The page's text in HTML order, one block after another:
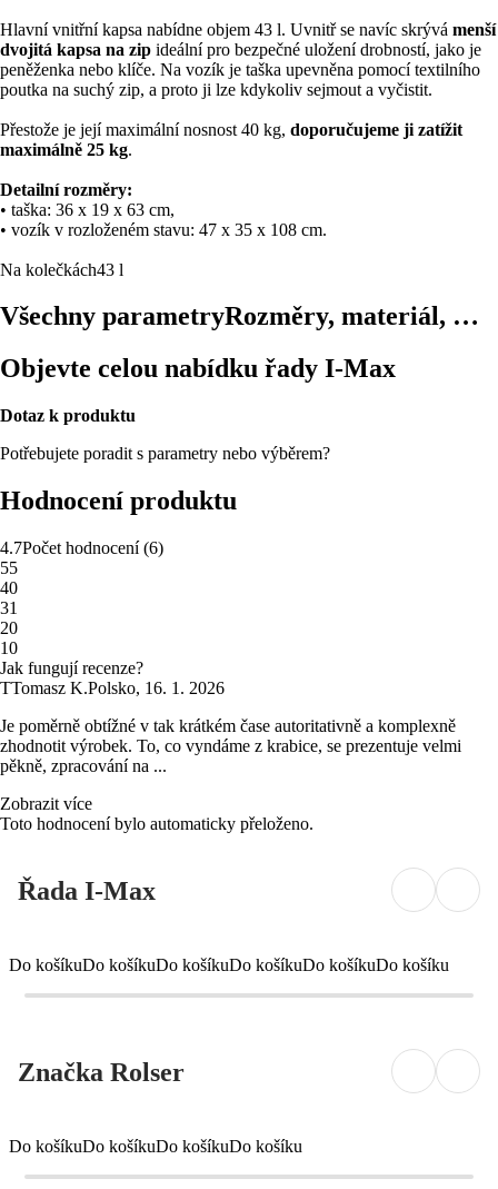
Hlavní vnitřní kapsa nabídne objem 43 l. Uvnitř se navíc skrývá menší
dvojitá kapsa na zip ideální pro bezpečné uložení drobností, jako je
peněženka nebo klíče. Na vozík je taška upevněna pomocí textilního
poutka na suchý zip, a proto ji lze kdykoliv sejmout a vyčistit.
Přestože je její maximální nosnost 40 kg, doporučujeme ji zatížit
maximálně 25 kg.
Detailní rozměry:
• taška: 36 x 19 x 63 cm,
• vozík v rozloženém stavu: 47 x 35 x 108 cm.
Na kolečkách43 l
Všechny parametryRozměry, materiál, …
Objevte celou nabídku řady I-Max
Dotaz k produktu
Potřebujete poradit s parametry nebo výběrem?
Hodnocení produktu
4.7Počet hodnocení(6)
55
40
31
20
10
Jak fungují recenze?
TTomasz K.Polsko, 16. 1. 2026
Je poměrně obtížné v tak krátkém čase autoritativně a komplexně
zhodnotit výrobek. To, co vyndáme z krabice, se prezentuje velmi
pěkně, zpracování na ...
Zobrazit více
Toto hodnocení bylo automaticky přeloženo.
Řada I-Max
Do košíkuDo košíkuDo košíkuDo košíkuDo košíkuDo košíku
Značka Rolser
Do košíkuDo košíkuDo košíkuDo košíku